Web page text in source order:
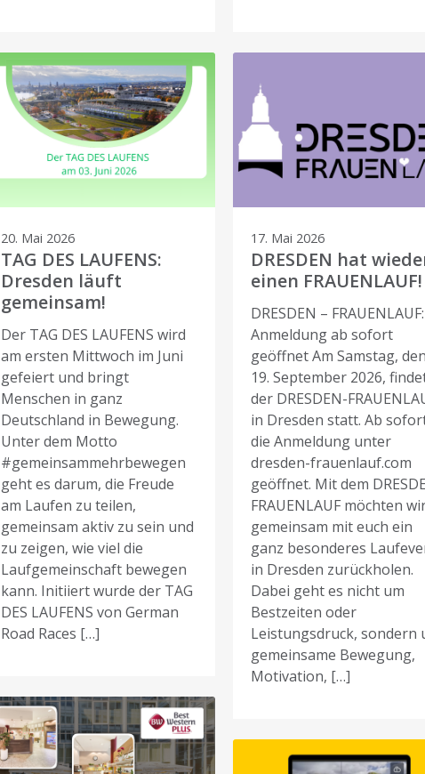
20. Mai 2026
TAG DES LAUFENS:
Dresden läuft
gemeinsam!
Der TAG DES LAUFENS wird
am ersten Mittwoch im Juni
gefeiert und bringt
Menschen in ganz
Deutschland in Bewegung.
Unter dem Motto
#gemeinsammehrbewegen
geht es darum, die Freude
am Laufen zu teilen,
gemeinsam aktiv zu sein und
zu zeigen, wie viel die
Laufgemeinschaft bewegen
kann. Initiiert wurde der TAG
DES LAUFENS von German
Road Races […]
17. Mai 2026
DRESDEN hat
einen FRAUENLAUF!
DRESDEN – FRAUENLAUF:
Anmeldung ab sofort
geöffnet Am Samstag, den
19. September 2026,
der DRESDEN-
in Dresden statt. Ab
die Anmeldung unter
dresden-frauenlauf.com
geöffnet. Mit dem
FRAUENLAUF möchten
gemeinsam mit euch ein
ganz besonderes
in Dresden zurückholen.
Dabei geht es nicht um
Bestzeiten oder
Leistungsdruck, sondern
gemeinsame Bewegung,
Motivation, […]